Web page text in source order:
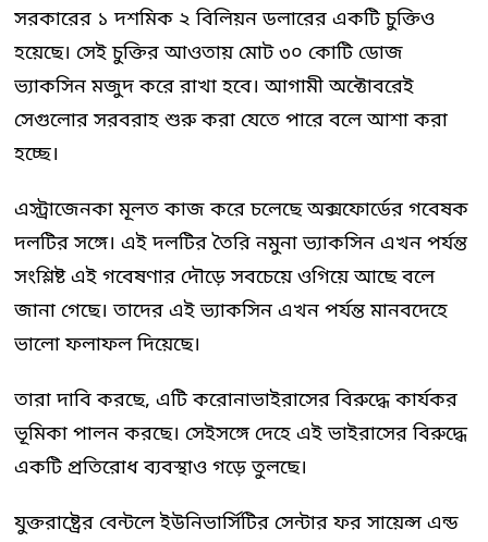
সরকারের ১ দশমিক ২ বিলিয়ন ডলারের একটি চুক্তিও
হয়েছে। সেই চুক্তির আওতায় মোট ৩০ কোটি ডোজ
ভ্যাকসিন মজুদ করে রাখা হবে। আগামী অক্টোবরেই
সেগুলোর সরবরাহ শুরু করা যেতে পারে বলে আশা করা
হচ্ছে।
এস্ট্রাজেনকা মূলত কাজ করে চলেছে অক্সফোর্ডের গবেষক
দলটির সঙ্গে। এই দলটির তৈরি নমুনা ভ্যাকসিন এখন পর্যন্ত
সংশ্লিষ্ট এই গবেষণার দৌড়ে সবচেয়ে ওগিয়ে আছে বলে
জানা গেছে। তাদের এই ভ্যাকসিন এখন পর্যন্ত মানবদেহে
ভালো ফলাফল দিয়েছে।
তারা দাবি করছে, এটি করোনাভাইরাসের বিরুদ্ধে কার্যকর
ভূমিকা পালন করছে। সেইসঙ্গে দেহে এই ভাইরাসের বিরুদ্ধে
একটি প্রতিরোধ ব্যবস্থাও গড়ে তুলছে।
যুক্তরাষ্ট্রের বেন্টলে ইউনিভার্সিটির সেন্টার ফর সায়েন্স এন্ড